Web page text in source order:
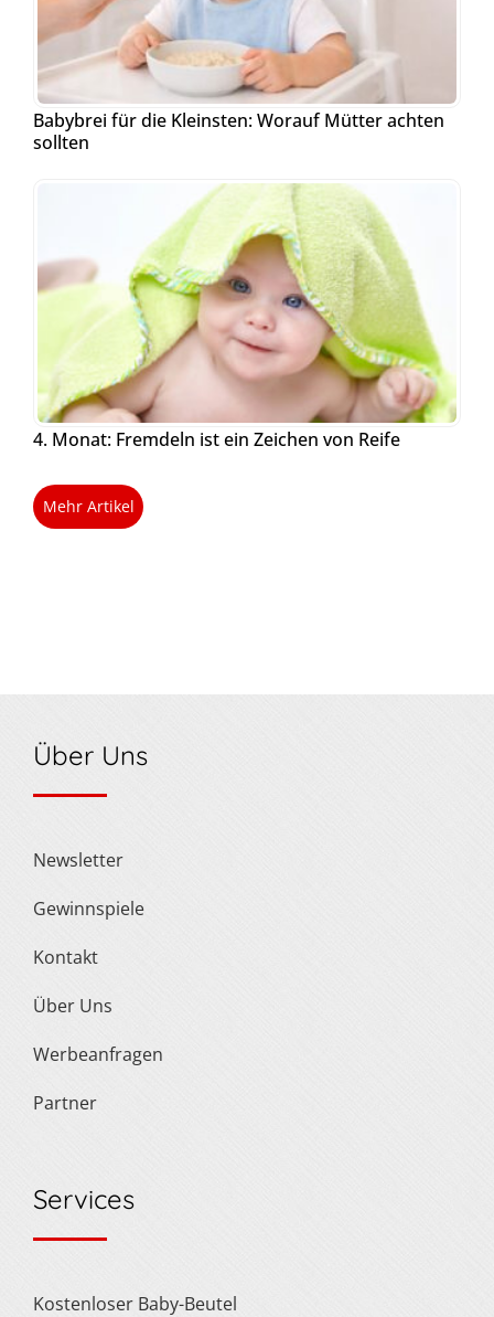
Babybrei für die Kleinsten: Worauf Mütter achten
sollten
4. Monat: Fremdeln ist ein Zeichen von Reife
Mehr Artikel
Über Uns
Newsletter
Gewinnspiele
Kontakt
Über Uns
Werbeanfragen
Partner
Services
Kostenloser Baby-Beutel